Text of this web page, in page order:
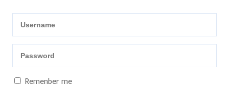
Remenber me